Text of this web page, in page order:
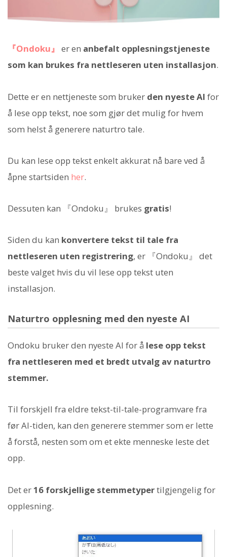
『Ondoku』 er en anbefalt opplesningstjeneste
som kan brukes fra nettleseren uten installasjon.
Dette er en nettjeneste som bruker den nyeste AI for
å lese opp tekst, noe som gjør det mulig for hvem
som helst å generere naturtro tale.
Du kan lese opp tekst enkelt akkurat nå bare ved å
åpne startsiden her.
Dessuten kan 『Ondoku』 brukes gratis!
Siden du kan konvertere tekst til tale fra
nettleseren uten registrering, er 『Ondoku』 det
beste valget hvis du vil lese opp tekst uten
installasjon.
Naturtro opplesning med den nyeste AI
Ondoku bruker den nyeste AI for å lese opp tekst
fra nettleseren med et bredt utvalg av naturtro
stemmer.
Til forskjell fra eldre tekst-til-tale-programvare fra
før AI-tiden, kan den generere stemmer som er lette
å forstå, nesten som om et ekte menneske leste det
opp.
Det er16 forskjellige stemmetypertilgjengelig for
opplesning.